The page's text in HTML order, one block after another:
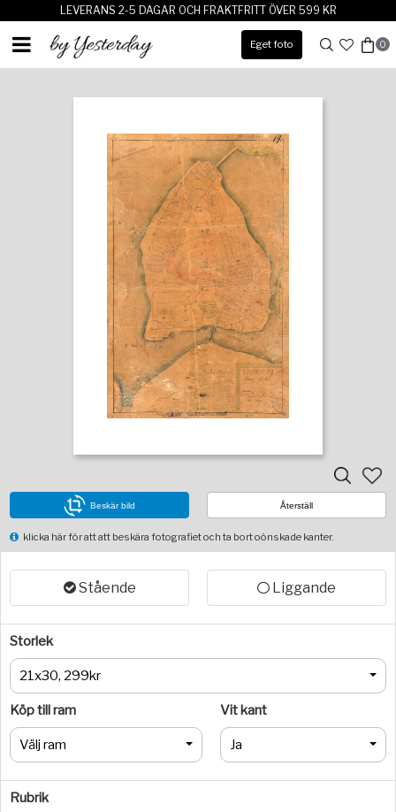
LEVERANS 2-5 DAGAR OCH FRAKTFRITT ÖVER 599 KR
Eget foto 0
Beskär bild Återställ
klicka här för att att beskära fotografiet och ta bort oönskade kanter.
Stående Liggande
Storlek
21x30, 299kr
Köp till ram
Välj ram
Vit kant
Ja
Rubrik